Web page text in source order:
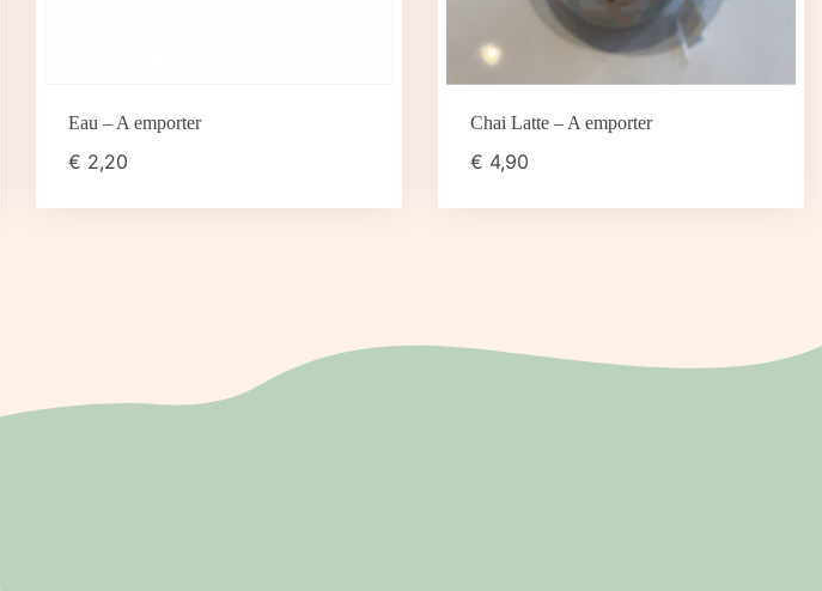
Eau – A emporter
€ 2,20
Chai Latte – A emporter
€ 4,90